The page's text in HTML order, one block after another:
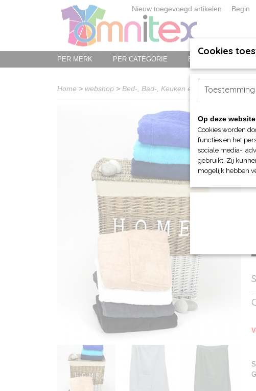
Nieuw toegevoegd artikelen Begin
PER MERK PER CATEGORIE BED-, BAD-, KEUKEN
Home > webshop > Bed-, Bad-, Keuken en Tafellinnen>
Cookies
Toestemming
Op deze
Cookies worden
functies en het
sociale media-,
gebruikt. Zij
mogelijk hebben